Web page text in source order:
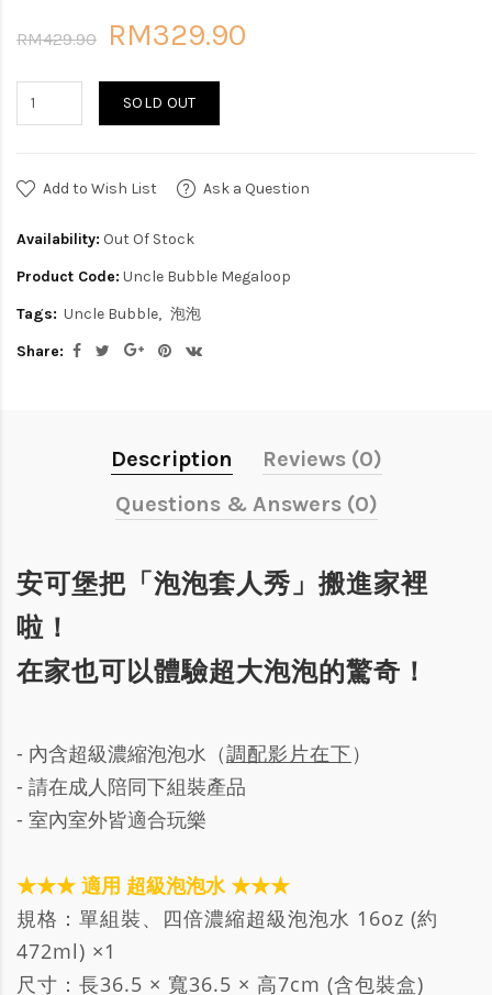
RM429.90 RM329.90
SOLD OUT
Add to Wish List Ask a Question
Availability: Out Of Stock
Product Code: Uncle Bubble Megaloop
Tags: Uncle Bubble
泡泡
Share:
Description
Reviews (0)
Questions & Answers (0)
安可堡把「泡泡套人秀」搬進家裡
啦！
在家也可以體驗超大泡泡的驚奇！
- 內含超級濃縮泡泡水（調配影片在下）
- 請在成人陪同下組裝產品
- 室內室外皆適合玩樂
★★★ 適用 超級泡泡水 ★★★
規格：單組裝、四倍濃縮超級泡泡水 16oz (約
472ml) ×1
尺寸：長36.5 × 寬36.5 × 高7cm (含包裝盒)